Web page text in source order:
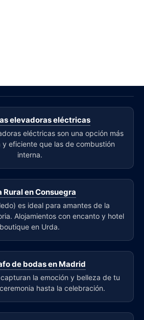
elevadoras eléctricas
eléctricas son una opción más
y eficiente que las de combustión
interna.
Rural en Consuegra
es ideal para amantes de la
Alojamientos con encanto y hotel
boutique en Urda.
de bodas en Madrid
la emoción y belleza de tu
hasta la celebración.